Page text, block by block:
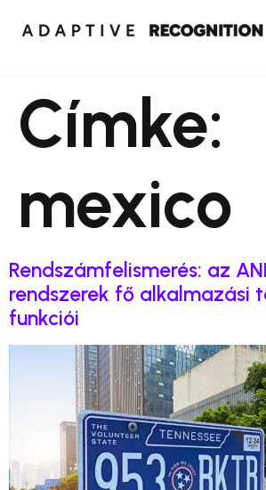
Címke:
mexico
Rendszámfelismerés: az
rendszerek fő alkalmazási
funkciói